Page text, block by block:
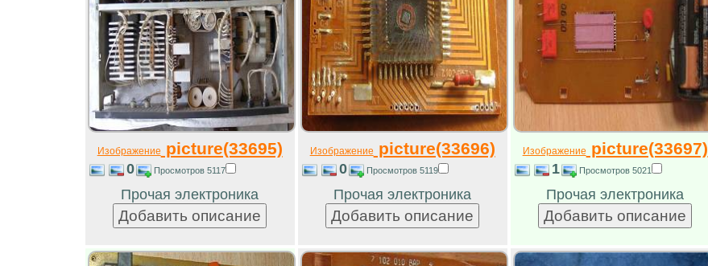
Изображение picture(33695)
0 Просмотров 5117
Прочая электроника
Изображение picture(33696)
0 Просмотров 5119
Прочая электроника
Изображение picture(33697)
1 Просмотров 5021
Прочая электроника